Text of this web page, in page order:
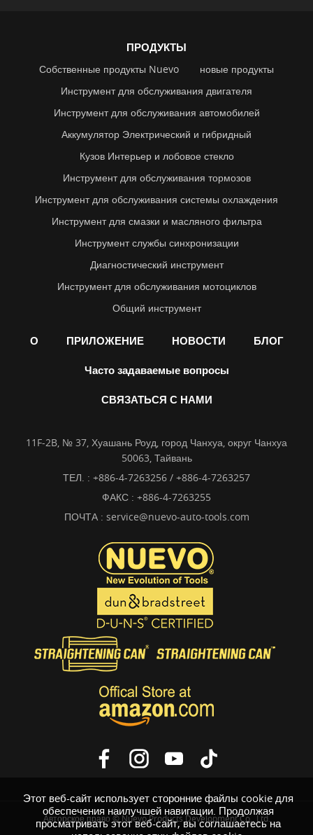
Этот веб-сайт использует сторонние файлы cookie для
обеспечения наилучшей навигации. Продолжая
просматривать этот веб-сайт, вы соглашаетесь на
ПРОДУКТЫ
Собственные продукты Nuevo
новые продукты
Инструмент для обслуживания двигателя
Инструмент для обслуживания автомобилей
Аккумулятор Электрический и гибридный
Кузов Интерьер и лобовое стекло
Инструмент для обслуживания тормозов
Инструмент для обслуживания системы охлаждения
Инструмент для смазки и масляного фильтра
Инструмент службы синхронизации
Диагностический инструмент
Инструмент для обслуживания мотоциклов
Общий инструмент
О ПРИЛОЖЕНИЕ НОВОСТИ БЛОГ
Часто задаваемые вопросы
СВЯЗАТЬСЯ С НАМИ
11F-2B, № 37, Хуашань Роуд, город Чанхуа, округ Чанхуа
50063, Тайвань
ТЕЛ. : +886-4-7263256 / +886-4-7263257
ФАКС : +886-4-7263255
ПОЧТА : service@nuevo-auto-tools.com
Авторское право © Nuevo Products Development Co., Ltd.